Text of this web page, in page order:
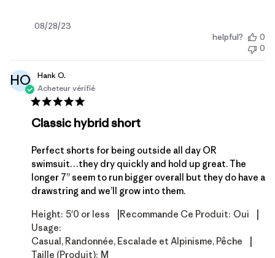
Date
08/28/23
helpful?
0
0
HO
Hank O.
Acheteur vérifié
Classic hybrid short
Perfect shorts for being outside all day OR
swimsuit…they dry quickly and hold up great. The
longer 7” seem to run bigger overall but they do have a
drawstring and we’ll grow into them.
Height: 5'0 or less Recommande Ce Produit: Oui
Usage:
Casual, Randonnée, Escalade et Alpinisme, Pêche
Taille (produit): M